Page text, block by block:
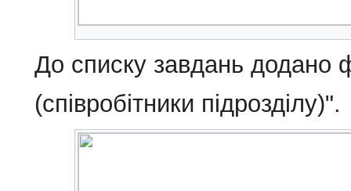
До списку завдань додано
(співробітники підрозділу)".